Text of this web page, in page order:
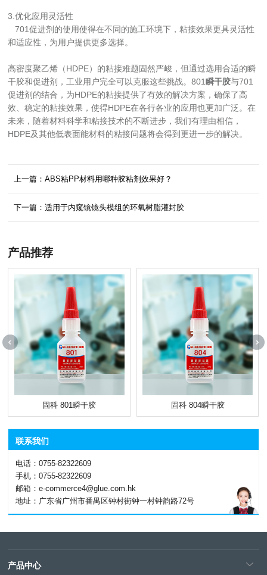
3.优化应用灵活性
701促进剂的使用使得在不同的施工环境下，粘接效果更具灵活性
和适应性，为用户提供更多选择。
高密度聚乙烯（HDPE）的粘接难题固然严峻，但通过选用合适的瞬
干胶和促进剂，工业用户完全可以克服这些挑战。801瞬干胶与701
促进剂的结合，为HDPE的粘接提供了有效的解决方案，确保了高
效、稳定的粘接效果，使得HDPE在各行各业的应用也更加广泛。在
未来，随着材料科学和粘接技术的不断进步，我们有理由相信，
HDPE及其他低表面能材料的粘接问题将会得到更进一步的解决。
上一篇：ABS粘PP材料用哪种胶粘剂效果好？
下一篇：适用于内窥镜镜头模组的环氧树脂灌封胶
产品推荐
固科 801瞬干胶 固科 804瞬干胶
联系我们
电话：0755-82322609
手机：0755-82322609
邮箱：e-commerce4@glue.com.hk
地址：广东省广州市番禺区钟村街钟一村钟韵路72号
产品中心